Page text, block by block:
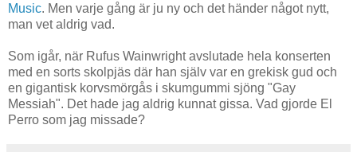
Music. Men varje gång är ju ny och det händer något nytt,
man vet aldrig vad.
Som igår, när Rufus Wainwright avslutade hela konserten
med en sorts skolpjäs där han själv var en grekisk gud och
en gigantisk korvsmörgås i skumgummi sjöng "Gay
Messiah". Det hade jag aldrig kunnat gissa. Vad gjorde El
Perro som jag missade?